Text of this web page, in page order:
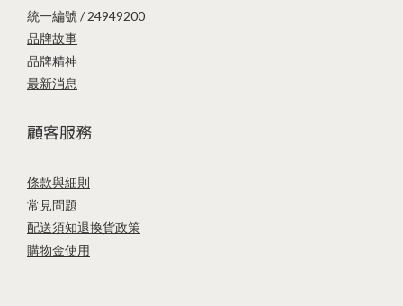
統一編號 / 24949200
品牌故事
品牌精神
最新消息
顧客服務
條款與細則
常見問題
配送須知退換貨政策
購物金使用